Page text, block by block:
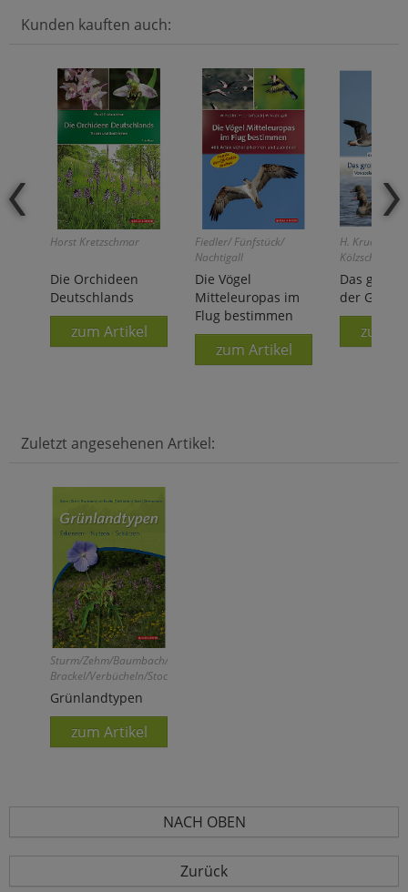
Kunden kauften auch:
Horst Kretzschmar
Die Orchideen
Deutschlands
zum Artikel
Fiedler/ Fünfstück/
Nachtigall
Die Vögel
Mitteleuropas im
Flug bestimmen
zum Artikel
H.
Kölzsch/J. H.
Bergmann
Das große
der Gänse
zum
Zuletzt angesehenen Artikel:
Sturm/Zehm/Baumbach/von
Brackel/Verbücheln/Stock/Zimmermann
Grünlandtypen
zum Artikel
NACH OBEN
Zurück